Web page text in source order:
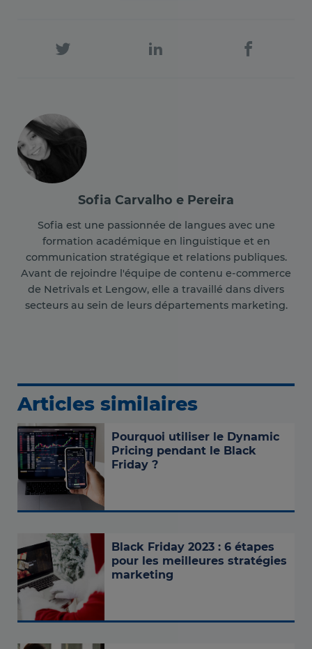
Sofia Carvalho e Pereira
Sofia est une passionnée de langues avec une
formation académique en linguistique et en
communication stratégique et relations publiques.
Avant de rejoindre l'équipe de contenu e-commerce
de Netrivals et Lengow, elle a travaillé dans divers
secteurs au sein de leurs départements marketing.
Articles similaires
Pourquoi utiliser le Dynamic
Pricing pendant le Black
Friday ?
Black Friday 2023 : 6 étapes
pour les meilleures stratégies
marketing